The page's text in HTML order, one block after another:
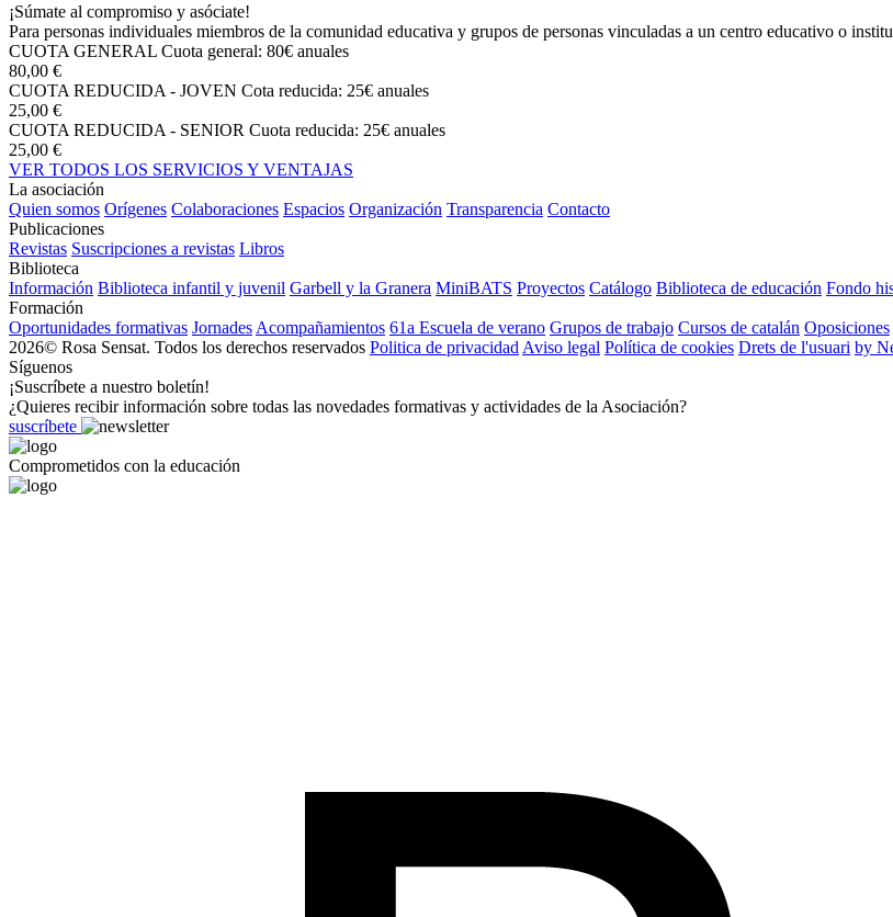
¡Súmate al compromiso y asóciate!
Para personas individuales miembros de la comunidad educativa y grupos de personas vinculadas a un centro educativo o
CUOTA GENERAL Cuota general: 80€ anuales
80,00 €
CUOTA REDUCIDA - JOVEN Cota reducida: 25€ anuales
25,00 €
CUOTA REDUCIDA - SENIOR Cuota reducida: 25€ anuales
25,00 €
VER TODOS LOS SERVICIOS Y VENTAJAS
La asociación
Quien somos Orígenes Colaboraciones Espacios Organización Transparencia Contacto
Publicaciones
Revistas Suscripciones a revistas Libros
Biblioteca
Información Biblioteca infantil y juvenil Garbell y la Granera MiniBATS Proyectos Catálogo Biblioteca de educación Fondo
Formación
Oportunidades formativas Jornades Acompañamientos 61a Escuela de verano Grupos de trabajo Cursos de catalán Oposiciones
2026© Rosa Sensat. Todos los derechos reservados Politica de privacidad Aviso legal Política de cookies Drets de l'usuari by
Síguenos
¡Suscríbete a nuestro boletín!
¿Quieres recibir información sobre todas las novedades formativas y actividades de la Asociación?
suscríbete
Comprometidos con la educación